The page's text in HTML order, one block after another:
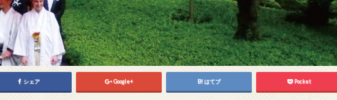
シェア Google+ はてブ Pocket